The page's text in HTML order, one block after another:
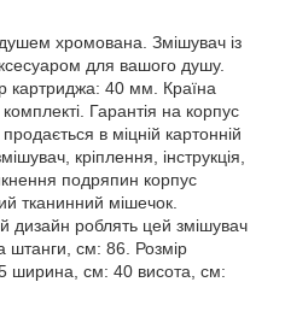
хромована. Змішувач із
для вашого душу.
картриджа: 40 мм. Країна
Гарантія на корпус
в міцній картонній
кріплення, інструкція,
подряпин корпус
тканинний мішечок.
дизайн роблять цей змішувач
штанги, см: 86. Розмір
ширина, см: 40 висота, см: